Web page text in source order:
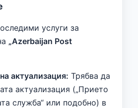
услуги за
„Azerbaijan Post
актуализация: Трябва да
актуализация („Прието
служба“ или подобно) в